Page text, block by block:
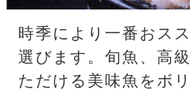
時季により一番おス
選びます。旬魚、高
ただける美味魚をボ